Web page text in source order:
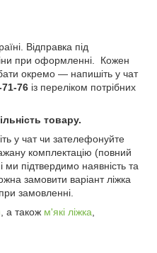
Відправка під
при оформленні. Кожен
окремо — напишіть у чат
76 із переліком потрібних
товару.
у чат чи зателефонуйте
комплектацію (повний
ми підтвердимо наявність та
замовити варіант ліжка
замовленні.
, а також м'які ліжка